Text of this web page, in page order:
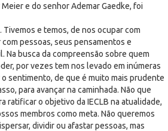
e do senhor Ademar Gaedke, foi
Tivemos e temos, de nos ocupar com
pessoas, seus pensamentos e
Na busca da compreensão sobre quem
por vezes tem nos levado em inúmeras
sentimento, de que é muito mais prudente
para avançar na caminhada. Não que
ratificar o objetivo da IECLB na atualidade,
membros como meta. Não queremos
dividir ou afastar pessoas, mas